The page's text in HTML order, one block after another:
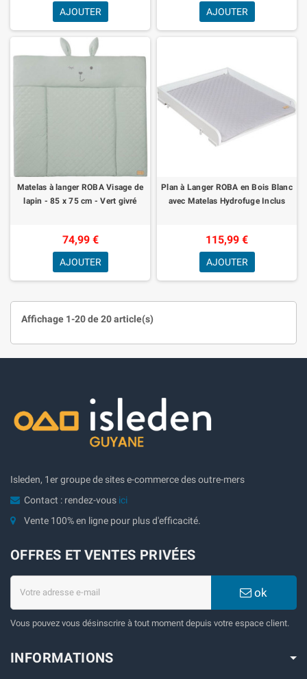
AJOUTER AJOUTER
Matelas à langer ROBA Visage de
lapin - 85 x 75 cm - Vert givré
74,99 €
AJOUTER
Plan à Langer ROBA en Bois Blanc
avec Matelas Hydrofuge Inclus
115,99 €
AJOUTER
Affichage 1-20 de 20 article(s)
Isleden, 1er groupe de sites e-commerce des outre-mers
Contact : rendez-vous ici
Vente 100% en ligne pour plus d'efficacité.
OFFRES ET VENTES PRIVÉES
ok
Vous pouvez vous désinscrire à tout moment depuis votre espace client.
INFORMATIONS